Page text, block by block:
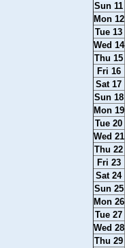
Sun 11
Mon 12
Tue 13
Wed 14
Thu 15
Fri 16
Sat 17
Sun 18
Mon 19
Tue 20
Wed 21
Thu 22
Fri 23
Sat 24
Sun 25
Mon 26
Tue 27
Wed 28
Thu 29